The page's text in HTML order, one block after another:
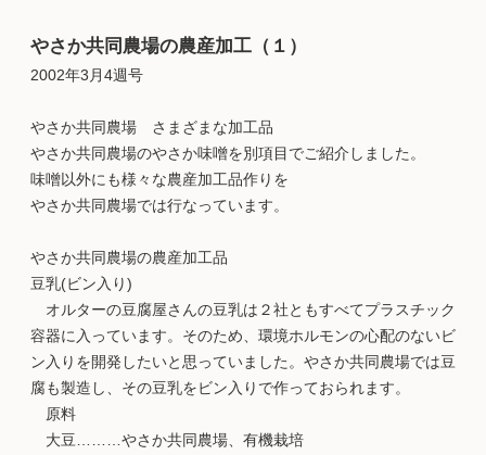
やさか共同農場の農産加工（１）
2002年3月4週号
やさか共同農場 さまざまな加工品
やさか共同農場のやさか味噌を別項目でご紹介しました。
味噌以外にも様々な農産加工品作りを
やさか共同農場では行なっています。
やさか共同農場の農産加工品
豆乳(ビン入り)
オルターの豆腐屋さんの豆乳は２社ともすべてプラスチック
容器に入っています。そのため、環境ホルモンの心配のないビ
ン入りを開発したいと思っていました。やさか共同農場では豆
腐も製造し、その豆乳をビン入りで作っておられます。
原料
大豆………やさか共同農場、有機栽培